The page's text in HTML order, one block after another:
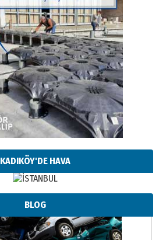
KADIKÖY'DE HAVA
BLOG